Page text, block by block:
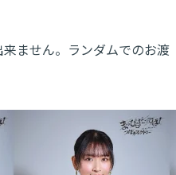
ません。ランダムでのお渡